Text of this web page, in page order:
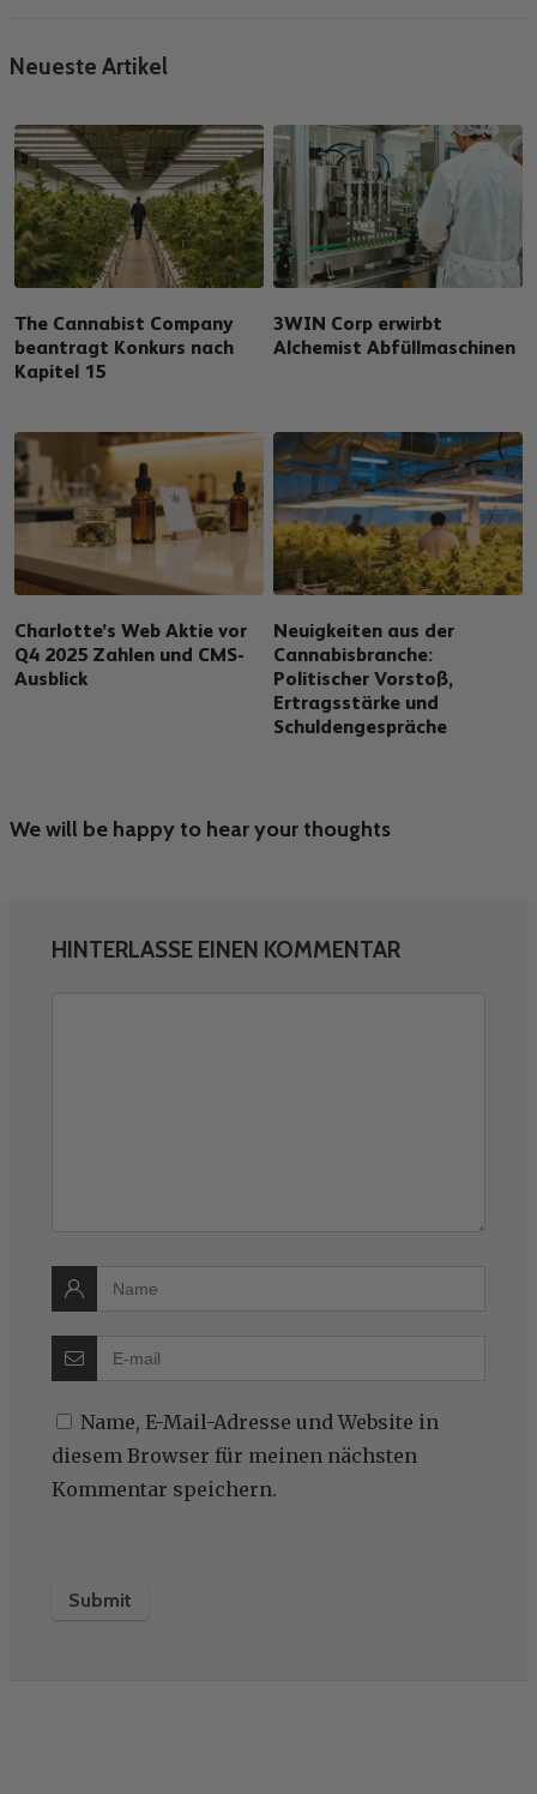
Neueste Artikel
The Cannabist Company
beantragt Konkurs nach
Kapitel 15
3WIN Corp erwirbt
Alchemist Abfüllmaschinen
Charlotte’s Web Aktie vor
Q4 2025 Zahlen und CMS-
Ausblick
Neuigkeiten aus der
Cannabisbranche:
Politischer Vorstoß,
Ertragsstärke und
Schuldengespräche
We will be happy to hear your thoughts
HINTERLASSE EINEN KOMMENTAR
Name, E-Mail-Adresse und Website in
diesem Browser für meinen nächsten
Kommentar speichern.